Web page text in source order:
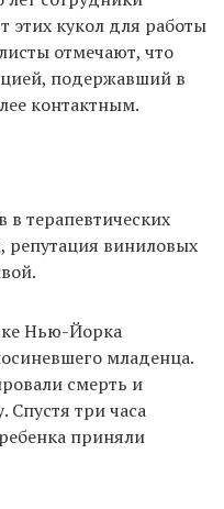
этих кукол для работы
отмечают, что
подержавший в
контактным.
в терапевтических
репутация виниловых
Нью-Йорка
младенца.
смерть и
Спустя три часа
приняли